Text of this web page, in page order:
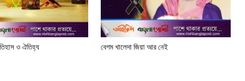
ও ঐতিহ্য বেগম খালেদা জিয়া আর নেই